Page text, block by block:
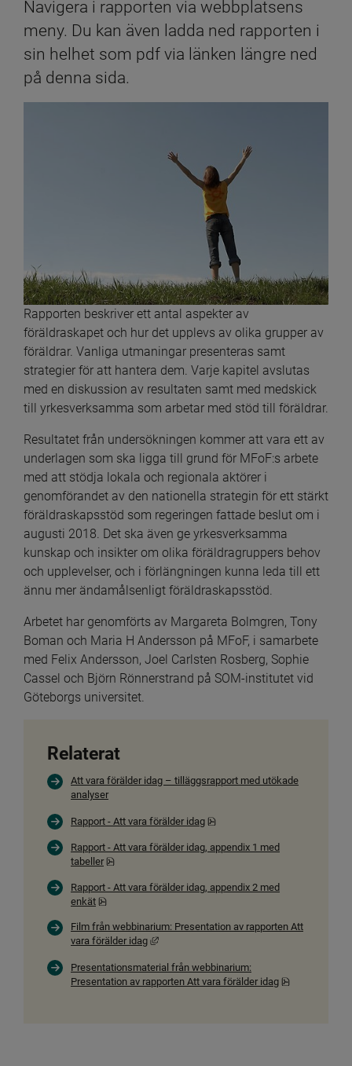
Navigera i rapporten via webbplatsens
meny. Du kan även ladda ned rapporten i
sin helhet som pdf via länken längre ned
på denna sida.
Rapporten beskriver ett antal aspekter av
föräldraskapet och hur det upplevs av olika grupper av
föräldrar. Vanliga utmaningar presenteras samt
strategier för att hantera dem. Varje kapitel avslutas
med en diskussion av resultaten samt med medskick
till yrkesverksamma som arbetar med stöd till föräldrar.
Resultatet från undersökningen kommer att vara ett av
underlagen som ska ligga till grund för MFoF:s arbete
med att stödja lokala och regionala aktörer i
genomförandet av den nationella strategin för ett stärkt
föräldraskapsstöd som regeringen fattade beslut om i
augusti 2018. Det ska även ge yrkesverksamma
kunskap och insikter om olika föräldragruppers behov
och upplevelser, och i förlängningen kunna leda till ett
ännu mer ändamålsenligt föräldraskapsstöd.
Arbetet har genomförts av Margareta Bolmgren, Tony
Boman och Maria H Andersson på MFoF, i samarbete
med Felix Andersson, Joel Carlsten Rosberg, Sophie
Cassel och Björn Rönnerstrand på SOM-institutet vid
Göteborgs universitet.
Relaterat
Att vara förälder idag – tilläggsrapport med utökade
analyser
Rapport - Att vara förälder idag Pdf, 8.4 MB, öppnas i nytt
Rapport - Att vara förälder idag, appendix 1 med
tabeller
Pdf, 2.7 MB, öppnas i nytt fönster.
Rapport - Att vara förälder idag, appendix 2 med
enkät
Pdf, 259.9 kB, öppnas i nytt fönster.
Film från webbinarium: Presentation av rapporten Att
vara förälder idag
Länk till annan webbplats, öppnas i nytt
Presentationsmaterial från webbinarium:
Presentation av rapporten Att vara förälder idag
Pdf, 2.2 MB,